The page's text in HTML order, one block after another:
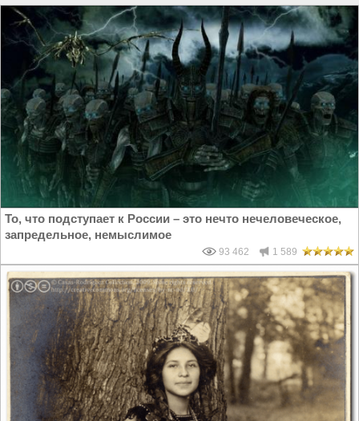
То, что подступает к России – это нечто нечеловеческое,
запредельное, немыслимое
93 462 1 589